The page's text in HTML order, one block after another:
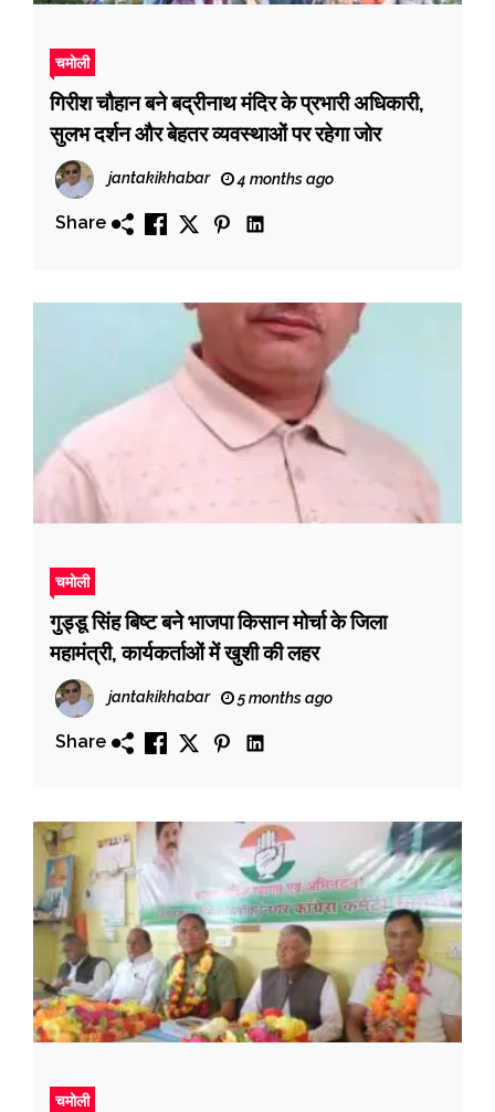
चमोली
​गिरीश चौहान बने बद्रीनाथ मंदिर के प्रभारी अधिकारी,
सुलभ दर्शन और बेहतर व्यवस्थाओं पर रहेगा जोर
jantakikhabar 4 months ago
Share
चमोली
गुड्डू सिंह बिष्ट बने भाजपा किसान मोर्चा के जिला
महामंत्री, कार्यकर्ताओं में खुशी की लहर
jantakikhabar 5 months ago
Share
चमोली